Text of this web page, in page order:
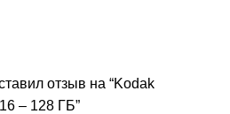
отзыв на “Kodak
– 128 ГБ”